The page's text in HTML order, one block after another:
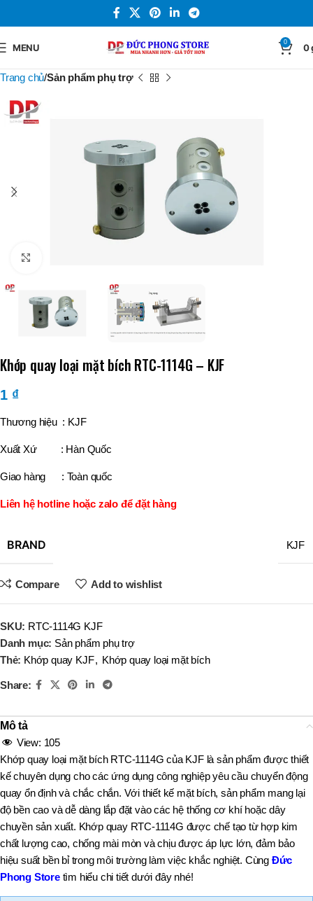
MENU 0 0
Trang chủ Sản phẩm phụ trợ
Khớp quay loại mặt bích RTC-1114G – KJF
1 ₫
Thương hiệu : KJF
Xuất Xứ : Hàn Quốc
Giao hàng : Toàn quốc
Liên hệ hotline hoặc zalo để đặt hàng
BRAND KJF
Compare Add to wishlist
SKU: RTC-1114G KJF
Danh mục: Sản phẩm phụ trợ
Thẻ: Khớp quay KJF, Khớp quay loại mặt bích
Share:
Mô tả
View: 105
Khớp quay loại mặt bích RTC-1114G của KJF là sản phẩm được thiết
kế chuyên dụng cho các ứng dụng công nghiệp yêu cầu chuyển động
quay ổn định và chắc chắn. Với thiết kế mặt bích, sản phẩm mang lại
độ bền cao và dễ dàng lắp đặt vào các hệ thống cơ khí hoặc dây
chuyền sản xuất. Khớp quay RTC-1114G được chế tạo từ hợp kim
chất lượng cao, chống mài mòn và chịu được áp lực lớn, đảm bảo
hiệu suất bền bỉ trong môi trường làm việc khắc nghiệt. Cùng Đức
Phong Storetìm hiểu chi tiết dưới đây nhé!